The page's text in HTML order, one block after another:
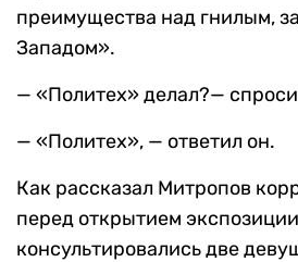
преимущества над гнилым,
Западом».
— «Политех» делал?—
— «Политех», — ответил он.
Как рассказал Митропов
перед открытием
консультировались две